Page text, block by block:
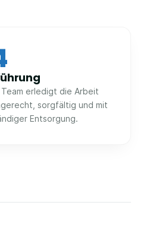
Team erledigt die Arbeit
sorgfältig und mit
Entsorgung.